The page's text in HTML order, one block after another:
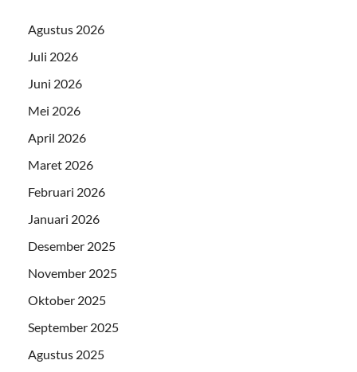
Agustus 2026
Juli 2026
Juni 2026
Mei 2026
April 2026
Maret 2026
Februari 2026
Januari 2026
Desember 2025
November 2025
Oktober 2025
September 2025
Agustus 2025